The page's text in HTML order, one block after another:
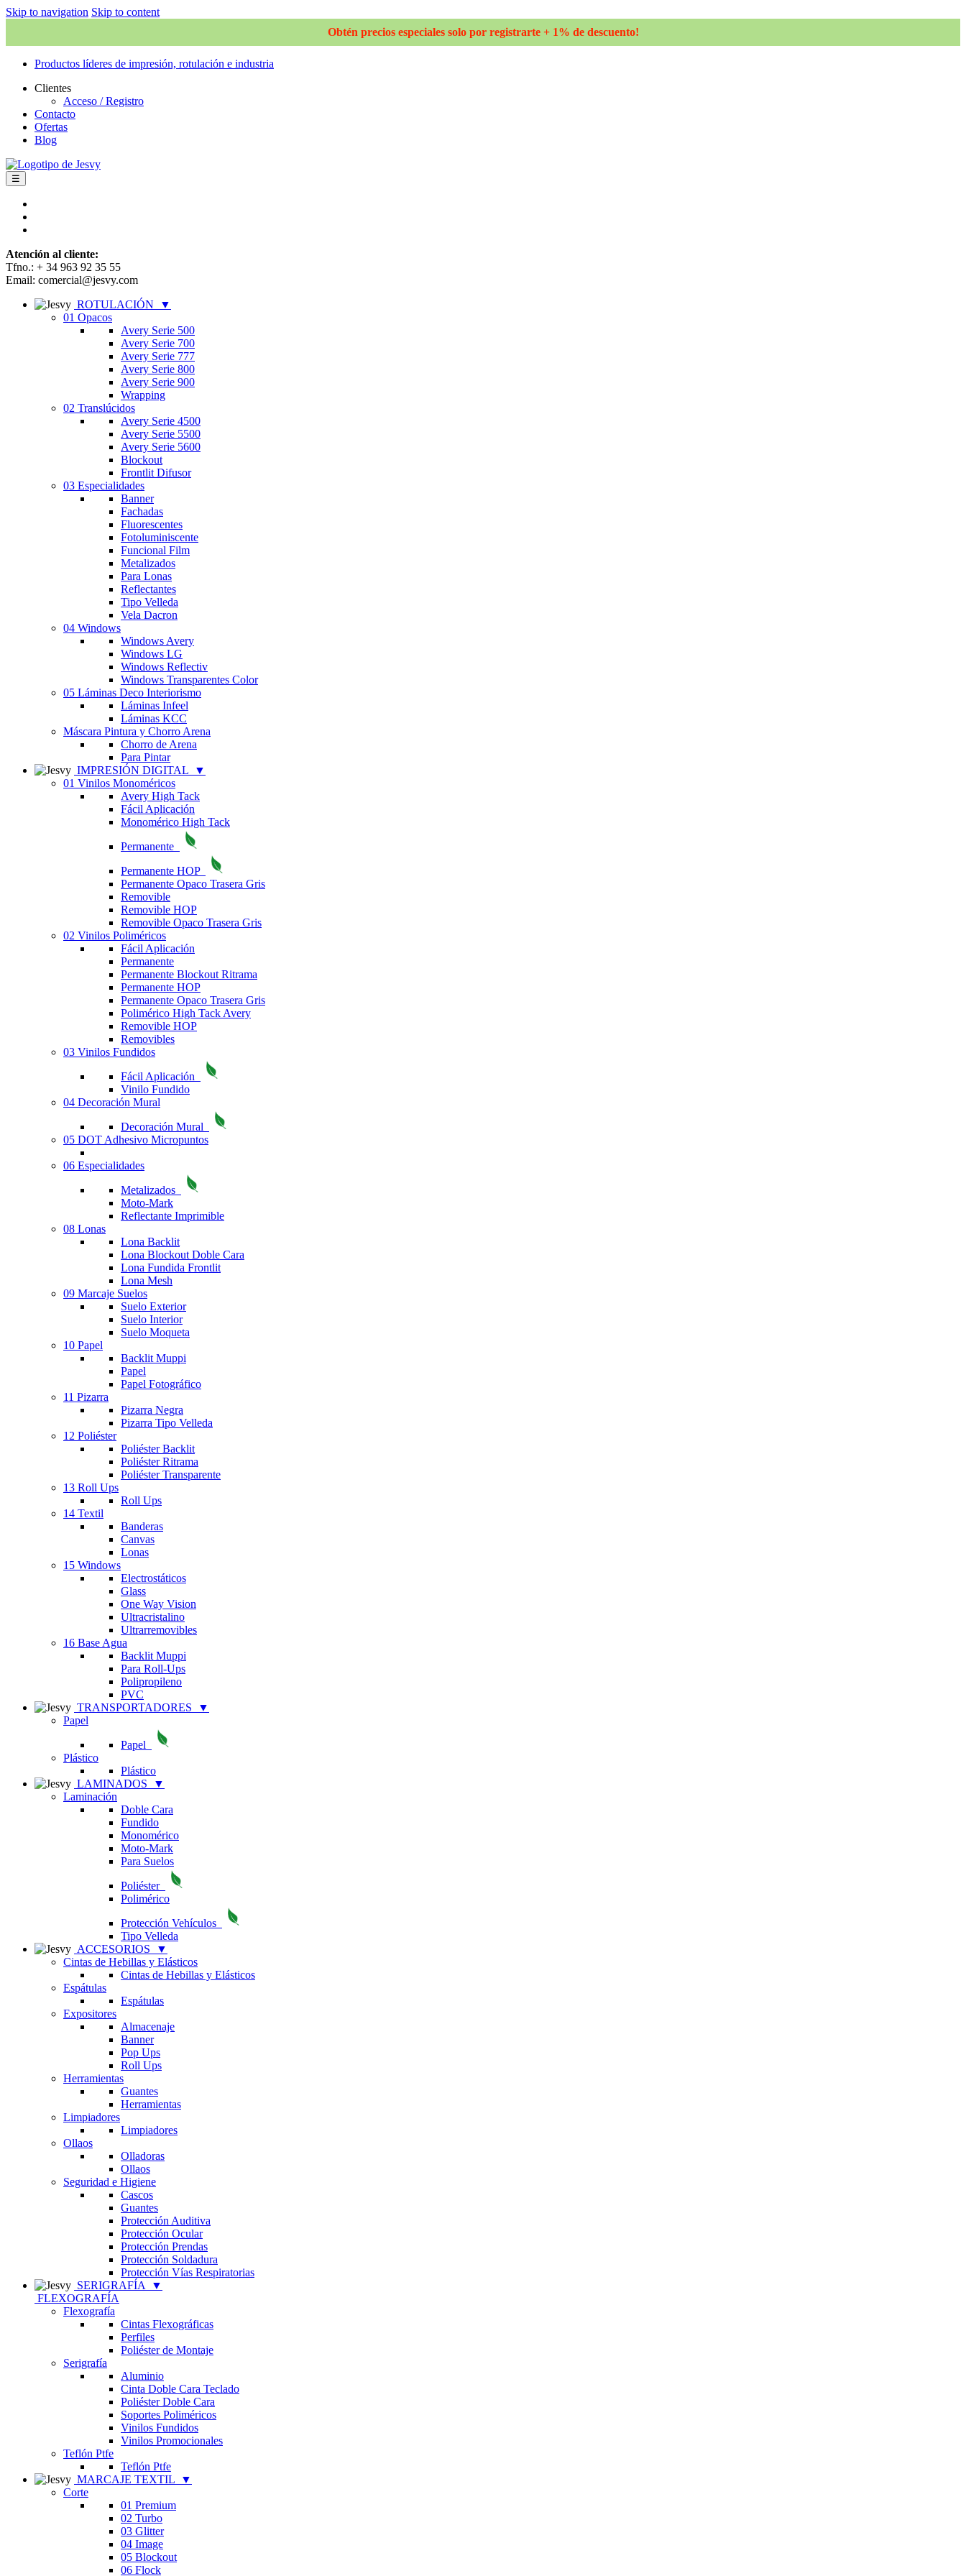
Skip to navigation Skip to content
Obtén precios especiales solo por registrarte + 1% de descuento!
Productos líderes de impresión, rotulación e industria
Clientes
Acceso / Registro
Contacto
Ofertas
Blog
☰
Atención al cliente:
Tfno.: + 34 963 92 35 55
Email: comercial@jesvy.com
ROTULACIÓN
▼
01 Opacos
Avery Serie 500
Avery Serie 700
Avery Serie 777
Avery Serie 800
Avery Serie 900
Wrapping
02 Translúcidos
Avery Serie 4500
Avery Serie 5500
Avery Serie 5600
Blockout
Frontlit Difusor
03 Especialidades
Banner
Fachadas
Fluorescentes
Fotoluminiscente
Funcional Film
Metalizados
Para Lonas
Reflectantes
Tipo Velleda
Vela Dacron
04 Windows
Windows Avery
Windows LG
Windows Reflectiv
Windows Transparentes Color
05 Láminas Deco Interiorismo
Láminas Infeel
Láminas KCC
Máscara Pintura y Chorro Arena
Chorro de Arena
Para Pintar
IMPRESIÓN DIGITAL
▼
01 Vinilos Monoméricos
Avery High Tack
Fácil Aplicación
Monomérico High Tack
Permanente
Permanente HOP
Permanente Opaco Trasera Gris
Removible
Removible HOP
Removible Opaco Trasera Gris
02 Vinilos Poliméricos
Fácil Aplicación
Permanente
Permanente Blockout Ritrama
Permanente HOP
Permanente Opaco Trasera Gris
Polimérico High Tack Avery
Removible HOP
Removibles
03 Vinilos Fundidos
Fácil Aplicación
Vinilo Fundido
04 Decoración Mural
Decoración Mural
05 DOT Adhesivo Micropuntos
06 Especialidades
Metalizados
Moto-Mark
Reflectante Imprimible
08 Lonas
Lona Backlit
Lona Blockout Doble Cara
Lona Fundida Frontlit
Lona Mesh
09 Marcaje Suelos
Suelo Exterior
Suelo Interior
Suelo Moqueta
10 Papel
Backlit Muppi
Papel
Papel Fotográfico
11 Pizarra
Pizarra Negra
Pizarra Tipo Velleda
12 Poliéster
Poliéster Backlit
Poliéster Ritrama
Poliéster Transparente
13 Roll Ups
Roll Ups
14 Textil
Banderas
Canvas
Lonas
15 Windows
Electrostáticos
Glass
One Way Vision
Ultracristalino
Ultrarremovibles
16 Base Agua
Backlit Muppi
Para Roll-Ups
Polipropileno
PVC
TRANSPORTADORES
▼
Papel
Papel
Plástico
Plástico
LAMINADOS
▼
Laminación
Doble Cara
Fundido
Monomérico
Moto-Mark
Para Suelos
Poliéster
Polimérico
Protección Vehículos
Tipo Velleda
ACCESORIOS
▼
Cintas de Hebillas y Elásticos
Cintas de Hebillas y Elásticos
Espátulas
Espátulas
Expositores
Almacenaje
Banner
Pop Ups
Roll Ups
Herramientas
Guantes
Herramientas
Limpiadores
Limpiadores
Ollaos
Olladoras
Ollaos
Seguridad e Higiene
Cascos
Guantes
Protección Auditiva
Protección Ocular
Protección Prendas
Protección Soldadura
Protección Vías Respiratorias
SERIGRAFÍA
▼
FLEXOGRAFÍA
Flexografía
Cintas Flexográficas
Perfiles
Poliéster de Montaje
Serigrafía
Aluminio
Cinta Doble Cara Teclado
Poliéster Doble Cara
Soportes Poliméricos
Vinilos Fundidos
Vinilos Promocionales
Teflón Ptfe
Teflón Ptfe
MARCAJE TEXTIL
▼
Corte
01 Premium
02 Turbo
03 Glitter
04 Image
05 Blockout
06 Flock